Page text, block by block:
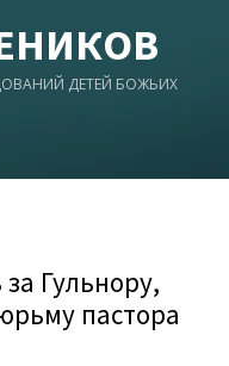
ДЕТЕЙ БОЖЬИХ
Гульнору,
пастора